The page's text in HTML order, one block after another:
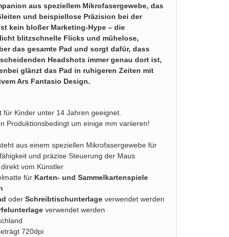
aus speziellem Mikrofasergewebe, das
und beispiellose Präzision bei der
kein bloßer Marketing-Hype – die
blitzschnelle Flicks und mühelose,
das gesamte Pad und sorgt dafür, dass
Headshots immer genau dort ist,
glänzt das Pad in ruhigeren Zeiten mit
Ars Fantasio Design.
Kinder unter 14 Jahren geeignet.
Produktionsbedingt um einige mm variieren!
aus einem speziellen Mikrofasergewebe für
und präzise Steuerung der Maus
vom Künstler
für Karten- und Sammelkartenspiele
oder Schreibtischunterlage verwendet werden
verwendet werden
720dpi